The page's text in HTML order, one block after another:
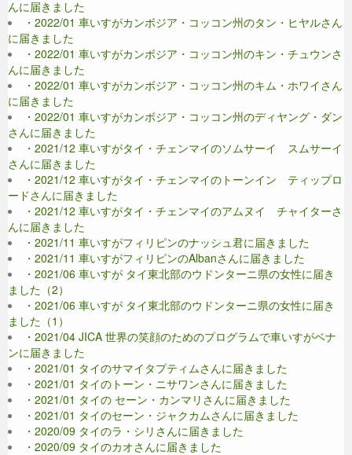
んに届きました
・2022/01 車いすがカンボジア・コッコン州のタン・ヒヤルさん
に届きました
・2022/01 車いすがカンボジア・コッコン州のキン・チュウンさ
んに届きました
・2022/01 車いすがカンボジア・コッコン州のキム・ホワイさん
に届きました
・2022/01 車いすがカンボジア・コッコン州のディヤング・ダン
さんに届きました
・2021/12 車いすがタイ・チェンマイのソムサーイ スムサーイ
さんに届きました
・2021/12 車いすがタイ・チェンマイのトーンイン ティップロ
ードさんに届きました
・2021/12 車いすがタイ・チェンマイのアムヌイ チャイターさ
んに届きました
・2021/11 車いすがフィリピンのナッシュ君に届きました
・2021/11 車いすがフィリピンのAlbanさんに届きました
・2021/06 車いすが タイ東北部のウドンターニ県の女性に届き
ました（2）
・2021/06 車いすが タイ東北部のウドンターニ県の女性に届き
ました（1）
・2021/04 JICA 世界の笑顔のためのプログラムで車いすがベナ
ンに届きました
・2021/01 タイのサマイタプティムさんに届きました
・2021/01 タイのトーン・ニサワンさんに届きました
・2021/01 タイの セーン・カンマリさんに届きました
・2021/01 タイのセーン・ジャクカムさんに届きました
・2020/09 タイのラ・シリさんに届きました
・2020/09 タイのカオさんに届きました